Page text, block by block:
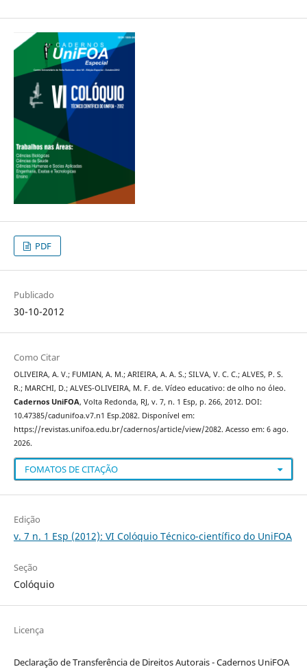
PDF
Publicado
30-10-2012
Como Citar
OLIVEIRA, A. V.; FUMIAN, A. M.; ARIEIRA, A. A. S.; SILVA, V. C. C.; ALVES, P. S.
R.; MARCHI, D.; ALVES-OLIVEIRA, M. F. de. Vídeo educativo: de olho no óleo.
Cadernos UniFOA, Volta Redonda, RJ, v. 7, n. 1 Esp, p. 266, 2012. DOI:
10.47385/cadunifoa.v7.n1 Esp.2082. Disponível em:
https://revistas.unifoa.edu.br/cadernos/article/view/2082. Acesso em: 6 ago.
2026.
FOMATOS DE CITAÇÃO
Edição
v. 7 n. 1 Esp (2012): VI Colóquio Técnico-científico do UniFOA
Seção
Colóquio
Licença
Declaração de Transferência de Direitos Autorais - Cadernos UniFOA